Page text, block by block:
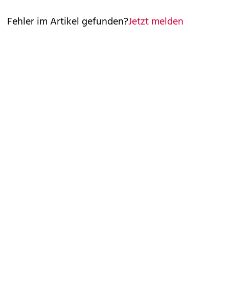
Fehler im Artikel gefunden?Jetzt melden